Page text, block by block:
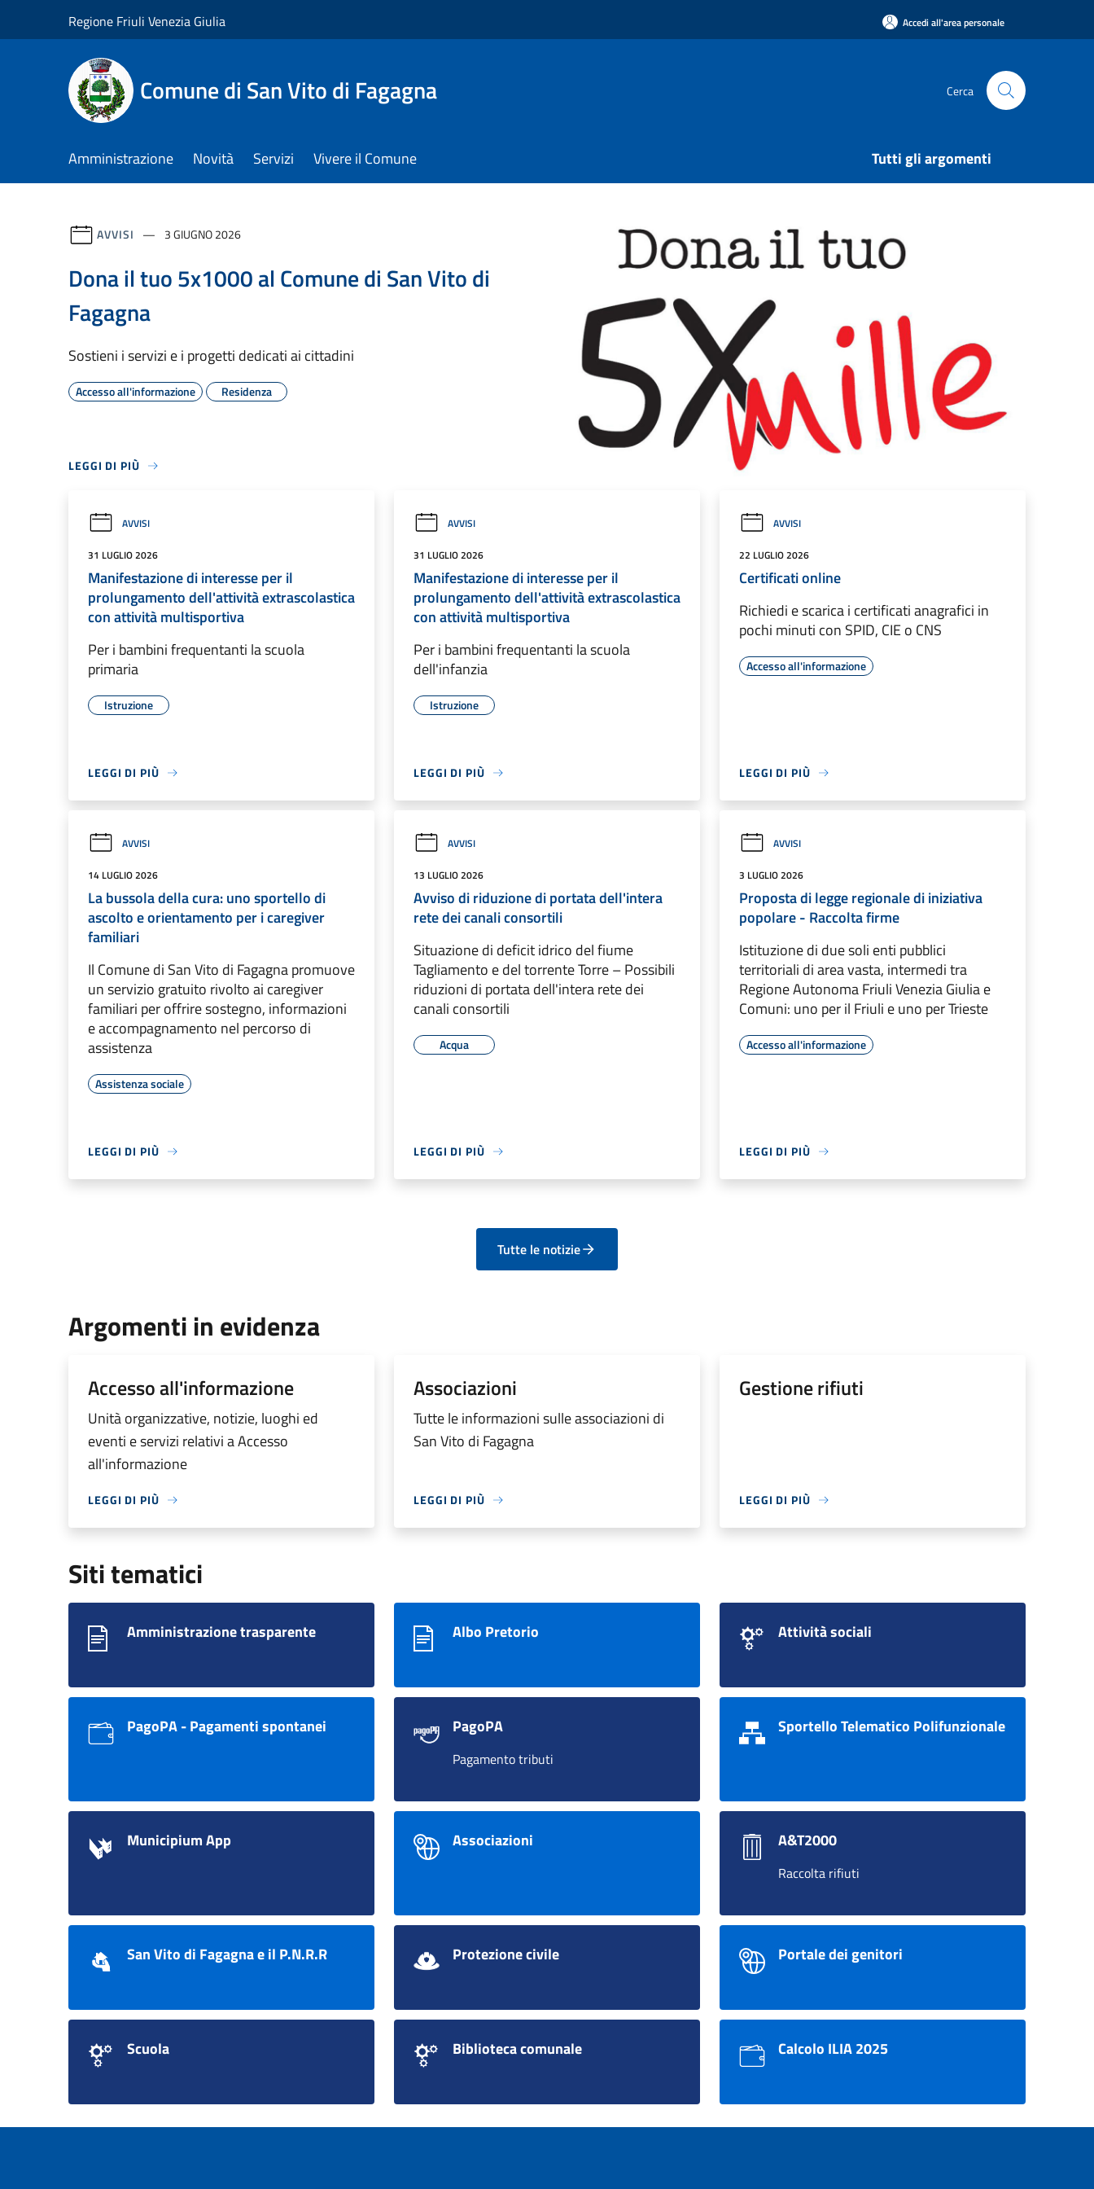
Regione Friuli Venezia Giulia Accedi all'area personale
Comune di San Vito di Fagagna Cerca
Amministrazione Novità Servizi Vivere il Comune Tutti gli argomenti
AVVISI 3 GIUGNO 2026
Dona il tuo 5x1000 al Comune di San Vito di
Fagagna
Sostieni i servizi e i progetti dedicati ai cittadini
Accesso all'informazione Residenza
LEGGI DI PIÙ
AVVISI
31 LUGLIO 2026
Manifestazione di interesse per il
prolungamento dell'attività extrascolastica
con attività multisportiva
Per i bambini frequentanti la scuola
primaria
Istruzione
LEGGI DI PIÙ
AVVISI
31 LUGLIO 2026
Manifestazione di interesse per il
prolungamento dell'attività extrascolastica
con attività multisportiva
Per i bambini frequentanti la scuola
dell'infanzia
Istruzione
LEGGI DI PIÙ
AVVISI
22 LUGLIO 2026
Certificati online
Richiedi e scarica i certificati anagrafici in
pochi minuti con SPID, CIE o CNS
Accesso all'informazione
LEGGI DI PIÙ
AVVISI
14 LUGLIO 2026
La bussola della cura: uno sportello di
ascolto e orientamento per i caregiver
familiari
Il Comune di San Vito di Fagagna promuove
un servizio gratuito rivolto ai caregiver
familiari per offrire sostegno, informazioni
e accompagnamento nel percorso di
assistenza
Assistenza sociale
LEGGI DI PIÙ
AVVISI
13 LUGLIO 2026
Avviso di riduzione di portata dell'intera
rete dei canali consortili
Situazione di deficit idrico del fiume
Tagliamento e del torrente Torre – Possibili
riduzioni di portata dell'intera rete dei
canali consortili
Acqua
LEGGI DI PIÙ
AVVISI
3 LUGLIO 2026
Proposta di legge regionale di iniziativa
popolare - Raccolta firme
Istituzione di due soli enti pubblici
territoriali di area vasta, intermedi tra
Regione Autonoma Friuli Venezia Giulia e
Comuni: uno per il Friuli e uno per Trieste
Accesso all'informazione
LEGGI DI PIÙ
Tutte le notizie
Argomenti in evidenza
Accesso all'informazione
Unità organizzative, notizie, luoghi ed
eventi e servizi relativi a Accesso
all'informazione
LEGGI DI PIÙ
Associazioni
Tutte le informazioni sulle associazioni di
San Vito di Fagagna
LEGGI DI PIÙ
Gestione rifiuti
LEGGI DI PIÙ
Siti tematici
Amministrazione trasparente Albo Pretorio Attività sociali
PagoPA - Pagamenti spontanei PagoPA
Pagamento tributi
Sportello Telematico Polifunzionale
Municipium App Associazioni A&T2000
Raccolta rifiuti
San Vito di Fagagna e il P.N.R.R Protezione civile Portale dei genitori
Scuola Biblioteca comunale Calcolo ILIA 2025